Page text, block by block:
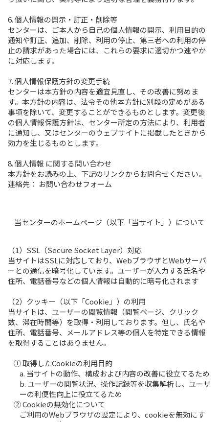
6. 個人情報の開示・訂正・削除等
センターは、ご本人から自己の個人情報の開示、利用目的の
通知や訂正、追加、削除、利用の停止、第三者への利用の停
止の請求があった場合には、これらの要求に適切かつ速やか
に対応します。
7. 個人情報保護方針の変更手続
センターは本方針の内容を適宜見直し、その改善に努めま
す。本方針の内容は、法令その他本方針に別段の定めがある
事項を除いて、変更することができるものとします。変更後
の個人情報保護方針は、センター所定の方法により、利用者
に通知し、又はセンターのウェブサイトに掲載したときから
効力を生じるものとします。
8. 個人情報 に関する問い合わせ
本方針をお読みの上、下記のリンクからお問合せください。
連絡先： お問い合わせフォーム
当センターのホームページ（以下「当サイト」）について
（1）SSL（Secure Socket Layer）対応
当サイトはSSLに対応しており、WebブラウザとWebサーバ
ーとの通信を暗号化しています。ユーザーが入力する氏名や
住所、電話番号などの個人情報は自動的に暗号化されます
（2）クッキー（以下「Cookie」）の利用
当サイトは、ユーザーの閲覧情報（閲覧ページ、クリック
数、滞在時間等）を取得・利用しております。但し、氏名や
住所、電話番号、メールアドレス等の個人を特定できる情報
を取得することはありません。
① 取得したCookieの利用目的
a. 当サイトの動作、構成および内容の改善に役立てるため
b. ユーザーの閲覧状況、操作記録等を収集解析し、ユーザ
ーの利便性向上に役立てるため
② Cookieの無効化について
ご利用のWebブラウザの設定により、cookieを無効にす